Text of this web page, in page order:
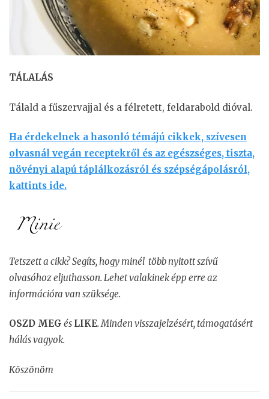
TÁLALÁS
Tálald a fűszervajjal és a félretett, feldarabold dióval.
Ha érdekelnek a hasonló témájú cikkek, szívesen
olvasnál vegán receptekről és az egészséges, tiszta,
növényi alapú táplálkozásról és szépségápolásról,
kattints ide.
Tetszett a cikk? Segíts, hogy minél több nyitott szívű
olvasóhoz eljuthasson. Lehet valakinek épp erre az
információra van szüksége.
OSZD MEG és LIKE. Minden visszajelzésért, támogatásért
hálás vagyok.
Köszönöm